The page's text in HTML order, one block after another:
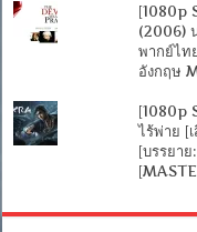
[1080p
(2006)
พากย์ไท
อังกฤษ
[1080p
ไร้พ่าย [
[บรรยา